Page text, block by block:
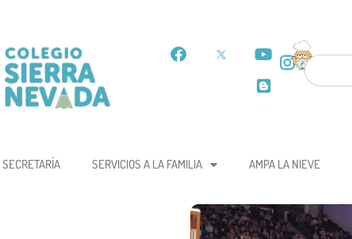
SECRETARÍA SERVICIOS A LA FAMILIA AMPA LA NIEVE